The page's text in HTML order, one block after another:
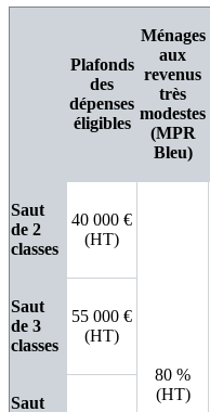
Plafonds
des
dépenses
éligibles
Ménages
aux
revenus
très
modestes
(MPR
Bleu)
Saut
de 2
classes
40 000 €
(HT)
80 %
(HT)
Saut
de 3
classes
55 000 €
(HT)
Saut